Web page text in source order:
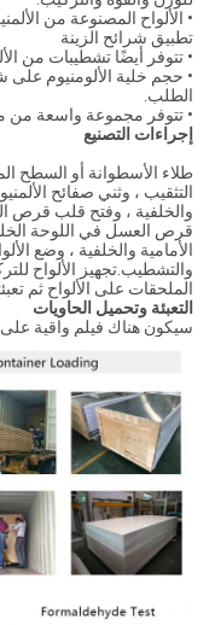
• الألواح المصنوعة من
تطبيق شرائح الزينة
• تتوفر أيضًا تشطيبات من
الطلب.
• تتوفر مجموعة واسعة من
إجراءات التصنيع
طلاء الأسطوانة أو السطح
التثقيب ، وثني صفائح
والخلفية ، وفتح قلب قرص
قرص العسل في اللوحة
الأمامية والخلفية ، وضع
والتشطيب.تجهيز الألواح
الملحقات على الألواح ثم
التعبئة وتحميل الحاويات
سيكون هناك فيلم واقية